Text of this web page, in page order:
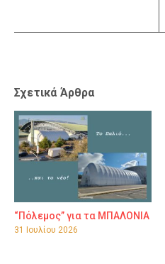
Σχετικά Άρθρα
“Πόλεμος” για τα ΜΠΑΛΟΝΙΑ
31 Ιουλίου 2026